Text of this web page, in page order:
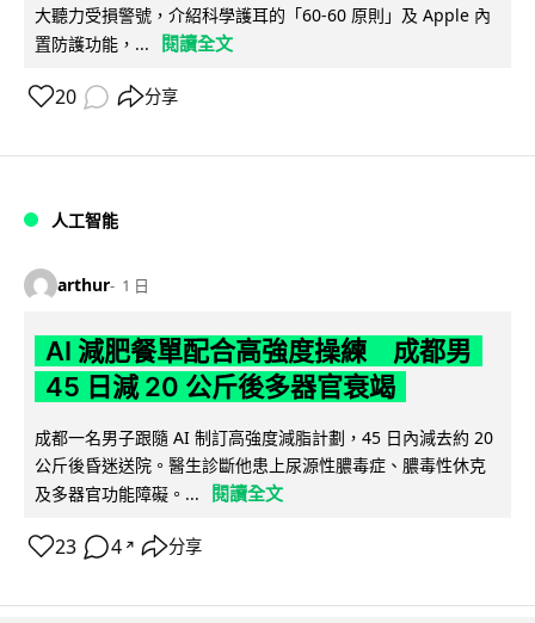
大聽力受損警號，介紹科學護耳的「60-60 原則」及 Apple 內
置防護功能，...
閱讀全文
20 分享
人工智能
arthur 1 日
AI 減肥餐單配合高強度操練 成都男
45 日減 20 公斤後多器官衰竭
成都一名男子跟隨 AI 制訂高強度減脂計劃，45 日內減去約 20
公斤後昏迷送院。醫生診斷他患上尿源性膿毒症、膿毒性休克
及多器官功能障礙。...
閱讀全文
23 4 ↗ 分享